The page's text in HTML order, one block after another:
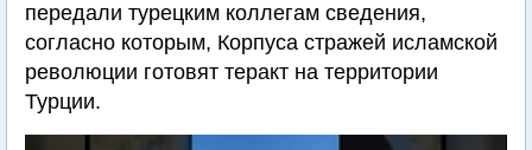
передали турецким коллегам сведения,
согласно которым, Корпуса стражей исламской
революции готовят теракт на территории
Турции.